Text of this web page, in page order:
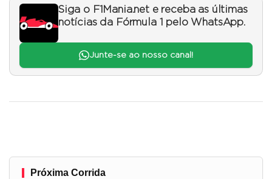
Siga o F1Mania.net e receba as últimas
notícias da Fórmula 1 pelo WhatsApp.
Junte-se ao nosso canal!
Próxima Corrida